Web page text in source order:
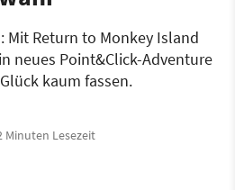
Mit Return to Monkey Island
neues Point&Click-Adventure
kaum fassen.
Minuten Lesezeit